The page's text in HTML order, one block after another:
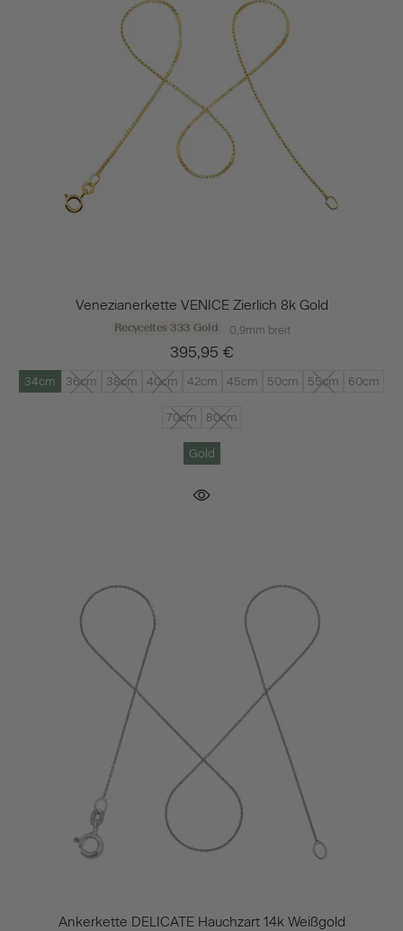
Venezianerkette VENICE Zierlich 8k Gold
Recyceltes 333 Gold 0,9mm breit
395,95 €
34cm 36cm 38cm 40cm 42cm 45cm 50cm 55cm 60cm
70cm 80cm
Gold
Ankerkette DELICATE Hauchzart 14k Weißgold